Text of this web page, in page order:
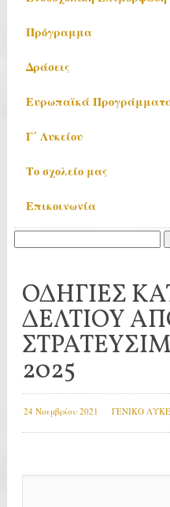
Πρόγραμμα
Δράσεις
Ευρωπαϊκά
Γ΄ Λυκείου
Το σχολείο μας
Επικοινωνία
Αναζήτηση
ΟΔΗΓΙΕΣ
ΔΕΛΤΙΟΥ
2025
24 Νοεμβρίου 2021 ΓΕΝΙΚΟ